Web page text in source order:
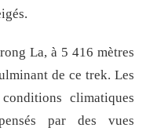
La, à 5 416 mètres
de ce trek. Les
climatiques
par des vues